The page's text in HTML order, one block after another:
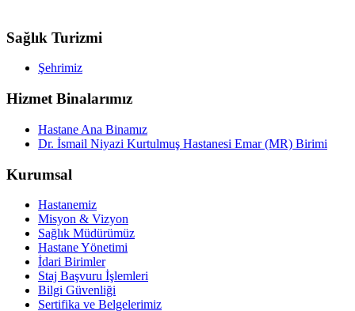
Sağlık Turizmi
Şehrimiz
Hizmet Binalarımız
Hastane Ana Binamız
Dr. İsmail Niyazi Kurtulmuş Hastanesi Emar (MR) Birimi
Kurumsal
Hastanemiz
Misyon & Vizyon
Sağlık Müdürümüz
Hastane Yönetimi
İdari Birimler
Staj Başvuru İşlemleri
Bilgi Güvenliği
Sertifika ve Belgelerimiz